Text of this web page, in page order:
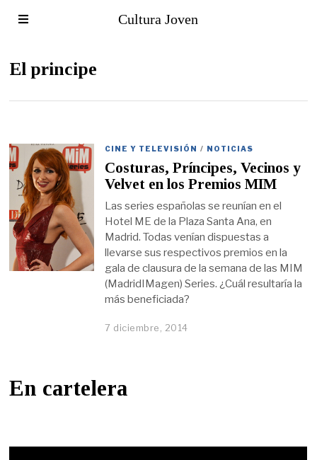
Cultura Joven
El principe
CINE Y TELEVISIÓN / NOTICIAS
Costuras, Príncipes, Vecinos y
Velvet en los Premios MIM
Las series españolas se reunían en el
Hotel ME de la Plaza Santa Ana, en
Madrid. Todas venían dispuestas a
llevarse sus respectivos premios en la
gala de clausura de la semana de las MIM
(MadridIMagen) Series. ¿Cuál resultaría la
más beneficiada?
7 diciembre, 2014
En cartelera